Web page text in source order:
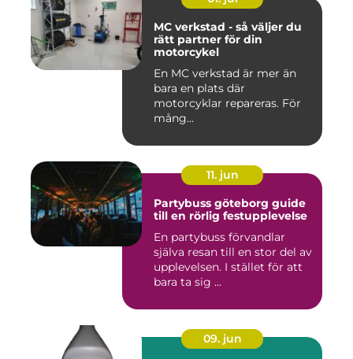
MC verkstad - så väljer du
rätt partner för din
motorcykel
En MC verkstad är mer än
bara en plats där
motorcyklar repareras. För
mång...
11. jun
Partybuss göteborg guide
till en rörlig festupplevelse
En partybuss förvandlar
själva resan till en stor del av
upplevelsen. I stället för att
bara ta sig ...
09. jun